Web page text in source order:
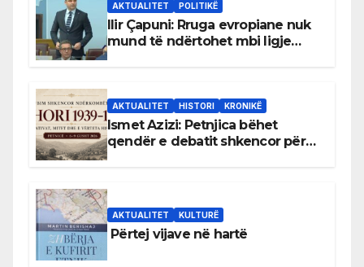
AKTUALITET POLITIKË
Ilir Çapuni: Rruga evropiane nuk
mund të ndërtohet mbi ligje
AKTUALITET HISTORI KRONIKË
Ismet Azizi: Petnjica bëhet
qendër e debatit shkencor për
AKTUALITET KULTURË
Përtej vijave në hartë